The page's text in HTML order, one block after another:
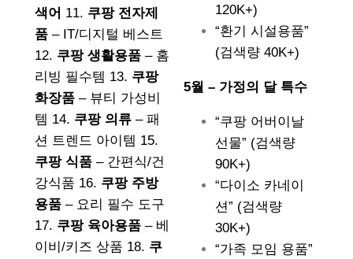
색어 11. 쿠팡 전자제
품 – IT/디지털 베스트
12. 쿠팡 생활용품 – 홈
리빙 필수템 13. 쿠팡
화장품 – 뷰티 가성비
템 14. 쿠팡 의류 – 패
션 트렌드 아이템 15.
쿠팡 식품 – 간편식/건
강식품 16. 쿠팡 주방
용품 – 요리 필수 도구
17. 쿠팡 육아용품 – 베
이비/키즈 상품 18. 쿠
120K+)
“환기 시설용품”
(검색량 40K+)
5월 – 가정의 달 특수
“쿠팡 어버이날
선물” (검색량
90K+)
“다이소 카네이
션” (검색량
30K+)
“가족 모임 용품”